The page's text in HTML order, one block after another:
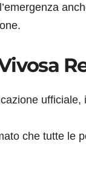
che tutte le